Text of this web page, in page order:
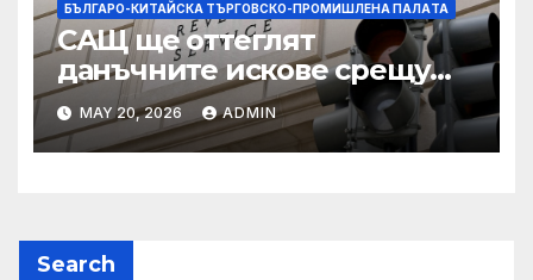
БЪЛГАРО-КИТАЙСКА ТЪРГОВСКО-ПРОМИШЛЕНА ПАЛAТА
САЩ ще оттеглят
данъчните искове срещу
Тръмп „завинаги“ в
сделката за съдебно дело с
IRS
MAY 20, 2026 ADMIN
Search